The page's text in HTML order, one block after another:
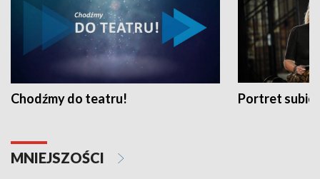
Chodźmy do teatru! Portret
MNIEJSZOŚCI